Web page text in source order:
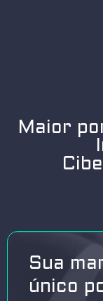
Maior
Sua
único